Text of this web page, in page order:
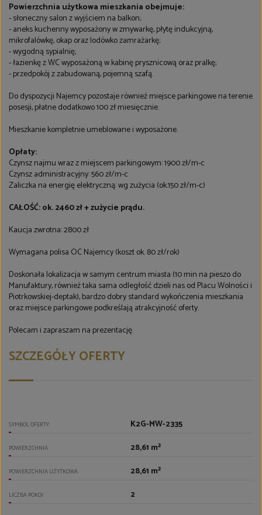
Powierzchnia użytkowa mieszkania obejmuje:
- słoneczny salon z wyjściem na balkon;
- aneks kuchenny wyposażony w zmywarkę, płytę indukcyjną,
mikrofalówkę, okap oraz lodówko zamrażarkę;
- wygodną sypialnię;
- łazienkę z WC wyposażoną w kabinę prysznicową oraz pralkę;
- przedpokój z zabudowaną, pojemną szafą.
Do dyspozycji Najemcy pozostaje również miejsce parkingowe na terenie
posesji, płatne dodatkowo 100 zł miesięcznie.
Mieszkanie kompletnie umeblowane i wyposażone.
Opłaty:
Czynsz najmu wraz z miejscem parkingowym: 1900 zł/m-c
Czynsz administracyjny: 560 zł/m-c
Zaliczka na energię elektryczną: wg zużycia (ok.150 zł/m-c)
CAŁOŚĆ: ok. 2460 zł + zużycie prądu.
Kaucja zwrotna: 2800 zł
Wymagana polisa OC Najemcy (koszt ok. 80 zł/rok)
Doskonała lokalizacja w samym centrum miasta (10 min na pieszo do
Manufaktury, również taka sama odległość dzieli nas od Placu Wolności i
Piotrkowskiej-deptak), bardzo dobry standard wykończenia mieszkania
oraz miejsce parkingowe podkreślają atrakcyjność oferty.
Polecam i zapraszam na prezentację.
SZCZEGÓŁY OFERTY
SYMBOL OFERTY K2G-MW-2335
POWIERZCHNIA 28,61 m²
POWIERZCHNIA UŻYTKOWA 28,61 m²
LICZBA POKOI 2